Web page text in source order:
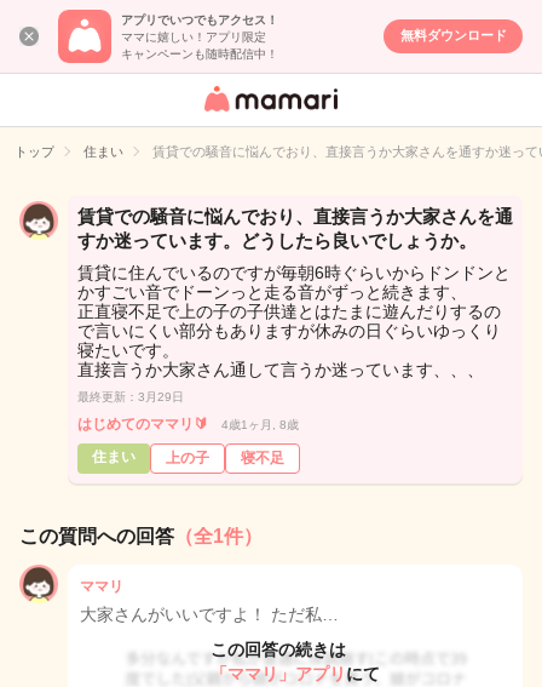
アプリでいつでもアクセス！
ママに嬉しい！アプリ限定
キャンペーンも随時配信中！
無料ダウンロード
女性専用匿名QA
イト
トップ 住まい 賃貸での騒音に悩んでおり、直接言うか大家さんを通すか迷っ
賃貸での騒音に悩んでおり、直接言うか大家さんを通
すか迷っています。どうしたら良いでしょうか。
賃貸に住んでいるのですが毎朝6時ぐらいからドンドンと
かすごい音でドーンっと走る音がずっと続きます、
正直寝不足で上の子の子供達とはたまに遊んだりするの
で言いにくい部分もありますが休みの日ぐらいゆっくり
寝たいです。
直接言うか大家さん通して言うか迷っています、、、
最終更新：3月29日
はじめてのママリ🔰 4歳1ヶ月, 8歳
住まい 上の子 寝不足
この質問への回答 （全1件）
ママリ
大家さんがいいですよ！ ただ私…
この回答の続きは
「ママリ」アプリ にて